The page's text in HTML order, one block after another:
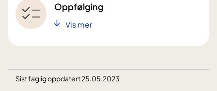
Oppfølging
Vis mer
Sist faglig oppdatert 25.05.2023